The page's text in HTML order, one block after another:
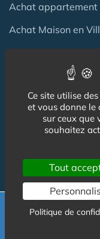
Achat appartement
Achat Maison en
Professionnels
Achat / Vente
Achat / Vente
Produits /
Réglementation
Besoin
Ce site utilise
et vous donne le
sur ceux que
souhaitez
Tout
Politique de